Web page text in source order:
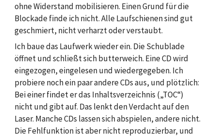
ohne Widerstand mobilisieren. Einen Grund für die
Blockade finde ich nicht. Alle Laufschienen sind gut
geschmiert, nicht verharzt oder verstaubt.
Ich baue das Laufwerk wieder ein. Die Schublade
öffnet und schließt sich butterweich. Eine CD wird
eingezogen, eingelesen und wiedergegeben. Ich
probiere noch ein paar andere CDs aus, und plötzlich:
Bei einer findet er das Inhaltsverzeichnis („TOC“)
nicht und gibt auf. Das lenkt den Verdacht auf den
Laser. Manche CDs lassen sich abspielen, andere nicht.
Die Fehlfunktion ist aber nicht reproduzierbar, und